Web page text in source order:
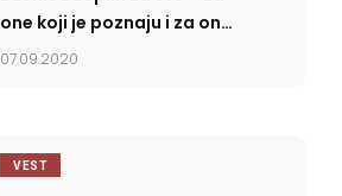
one koji je poznaju i za one
koji ne
07.09.2020
VEST